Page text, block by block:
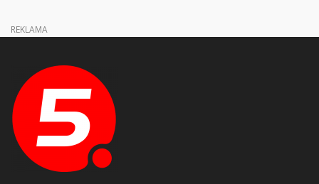
REKLAMA